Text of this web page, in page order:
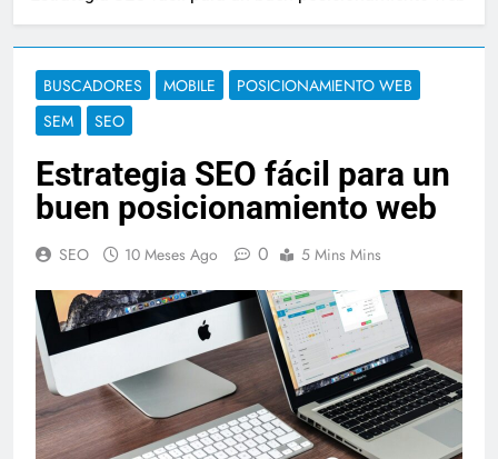
BUSCADORES MOBILE
POSICIONAMIENTO WEB
SEM
SEO
Estrategia SEO fácil para un
buen posicionamiento web
SEO 10 Meses Ago 0 5 Mins Mins